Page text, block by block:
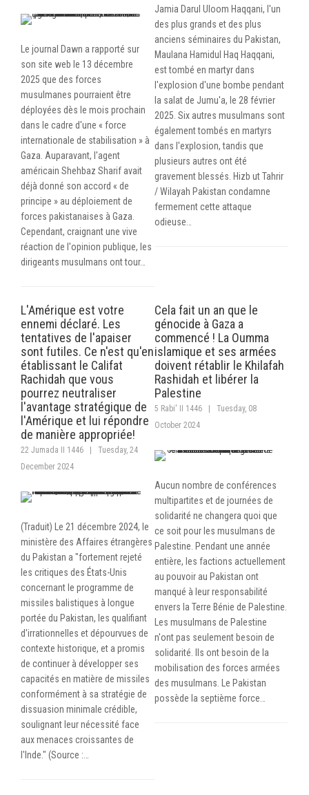
Le journal Dawn a rapporté sur
son site web le 13 décembre
2025 que des forces
musulmanes pourraient être
déployées dès le mois prochain
dans le cadre d'une « force
internationale de stabilisation » à
Gaza. Auparavant, l'agent
américain Shehbaz Sharif avait
déjà donné son accord « de
principe » au déploiement de
forces pakistanaises à Gaza.
Cependant, craignant une vive
réaction de l'opinion publique, les
dirigeants musulmans ont tour…
Jamia Darul Uloom Haqqani, l'un
des plus grands et des plus
anciens séminaires du Pakistan,
Maulana Hamidul Haq Haqqani,
est tombé en martyr dans
l'explosion d'une bombe pendant
la salat de Jumu'a, le 28 février
2025. Six autres musulmans sont
également tombés en martyrs
dans l'explosion, tandis que
plusieurs autres ont été
gravement blessés. Hizb ut Tahrir
/ Wilayah Pakistan condamne
fermement cette attaque
odieuse…
L'Amérique est votre
ennemi déclaré. Les
tentatives de l'apaiser
sont futiles. Ce n'est qu'en
établissant le Califat
Rachidah que vous
pourrez neutraliser
l'avantage stratégique de
l'Amérique et lui répondre
de manière appropriée!
22 Jumada II 1446
Tuesday, 24
December 2024
(Traduit) Le 21 décembre 2024, le
ministère des Affaires étrangères
du Pakistan a "fortement rejeté
les critiques des États-Unis
concernant le programme de
missiles balistiques à longue
portée du Pakistan, les qualifiant
d'irrationnelles et dépourvues de
contexte historique, et a promis
de continuer à développer ses
capacités en matière de missiles
conformément à sa stratégie de
dissuasion minimale crédible,
soulignant leur nécessité face
aux menaces croissantes de
l'Inde." (Source :…
Cela fait un an que le
génocide à Gaza a
commencé ! La Oumma
islamique et ses armées
doivent rétablir le Khilafah
Rashidah et libérer la
Palestine
5 Rabi' II 1446
Tuesday, 08
October 2024
Aucun nombre de conférences
multipartites et de journées de
solidarité ne changera quoi que
ce soit pour les musulmans de
Palestine. Pendant une année
entière, les factions actuellement
au pouvoir au Pakistan ont
manqué à leur responsabilité
envers la Terre Bénie de Palestine.
Les musulmans de Palestine
n'ont pas seulement besoin de
solidarité. Ils ont besoin de la
mobilisation des forces armées
des musulmans. Le Pakistan
possède la septième force…